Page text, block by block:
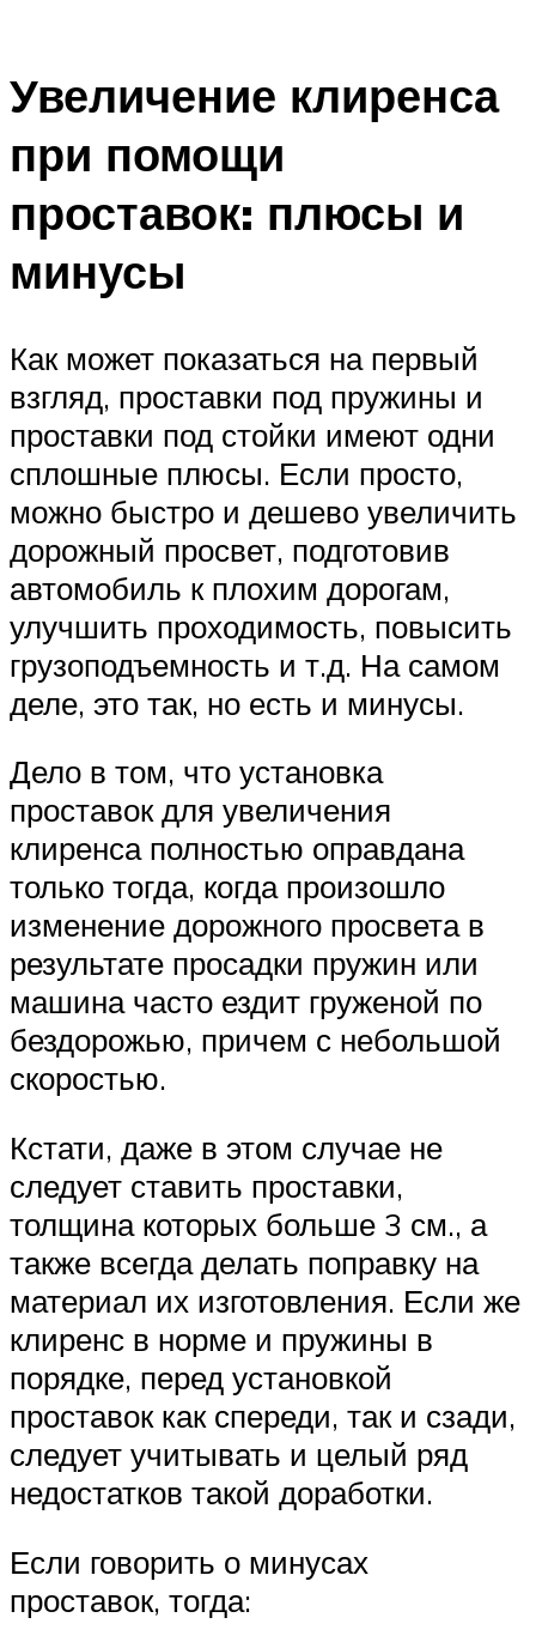
Увеличение клиренса
при помощи
проставок: плюсы и
минусы
Как может показаться на первый
взгляд, проставки под пружины и
проставки под стойки имеют одни
сплошные плюсы. Если просто,
можно быстро и дешево увеличить
дорожный просвет, подготовив
автомобиль к плохим дорогам,
улучшить проходимость, повысить
грузоподъемность и т.д. На самом
деле, это так, но есть и минусы.
Дело в том, что установка
проставок для увеличения
клиренса полностью оправдана
только тогда, когда произошло
изменение дорожного просвета в
результате просадки пружин или
машина часто ездит груженой по
бездорожью, причем с небольшой
скоростью.
Кстати, даже в этом случае не
следует ставить проставки,
толщина которых больше 3 см., а
также всегда делать поправку на
материал их изготовления. Если же
клиренс в норме и пружины в
порядке, перед установкой
проставок как спереди, так и сзади,
следует учитывать и целый ряд
недостатков такой доработки.
Если говорить о минусах
проставок, тогда: